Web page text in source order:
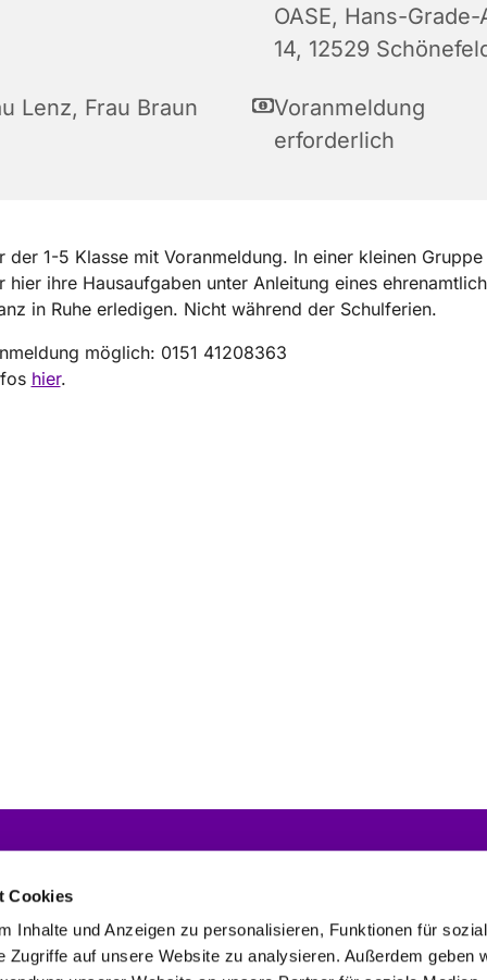
Cookies
Inhalte und Anzeigen zu personalisieren, Funktionen für
Zugriffe auf unsere Website zu analysieren. Außerdem geben
OASE, Hans-Grade-
14, 12529
Lenz, Frau Braun
Voranmeldung
erforderlich
der 1-5 Klasse mit Voranmeldung. In einer kleinen
hier ihre Hausaufgaben unter Anleitung eines
in Ruhe erledigen. Nicht während der Schulferien.
möglich: 0151 41208363
hier.